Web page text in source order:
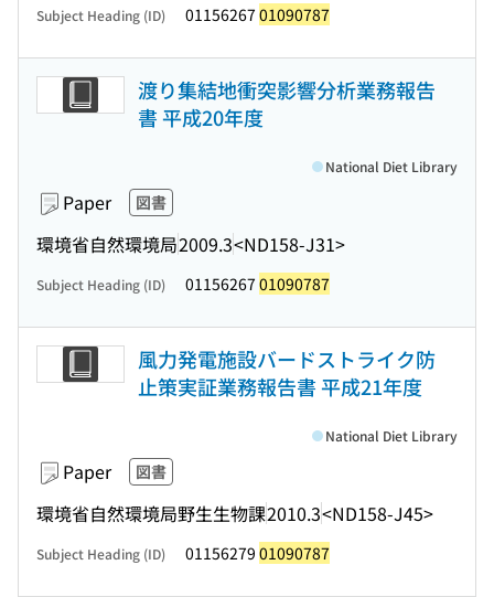
Subject Heading (ID) 01156267 01090787
渡り集結地衝突影響分析業務報告
書 平成20年度
Paper 図書
環境省自然環境局2009.3<ND158-J31>
National Diet Library
Subject Heading (ID) 01156267 01090787
風力発電施設バードストライク防
止策実証業務報告書 平成21年度
Paper 図書
環境省自然環境局野生生物課2010.3<ND158-J45>
National Diet Library
Subject Heading (ID) 01156279 01090787